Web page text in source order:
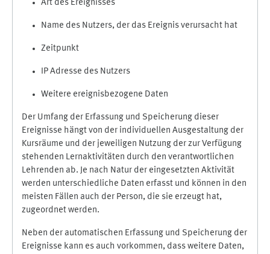
Art des Ereignisses
Name des Nutzers, der das Ereignis verursacht hat
Zeitpunkt
IP Adresse des Nutzers
Weitere ereignisbezogene Daten
Der Umfang der Erfassung und Speicherung dieser
Ereignisse hängt von der individuellen Ausgestaltung der
Kursräume und der jeweiligen Nutzung der zur Verfügung
stehenden Lernaktivitäten durch den verantwortlichen
Lehrenden ab. Je nach Natur der eingesetzten Aktivität
werden unterschiedliche Daten erfasst und können in den
meisten Fällen auch der Person, die sie erzeugt hat,
zugeordnet werden.
Neben der automatischen Erfassung und Speicherung der
Ereignisse kann es auch vorkommen, dass weitere Daten,